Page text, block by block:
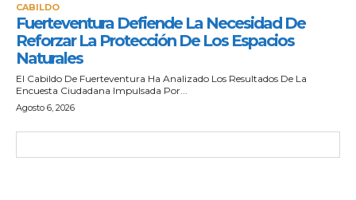
CABILDO
Fuerteventura Defiende La Necesidad De
Reforzar La Protección De Los Espacios
Naturales
El Cabildo De Fuerteventura Ha Analizado Los Resultados De La
Encuesta Ciudadana Impulsada Por...
Agosto 6, 2026